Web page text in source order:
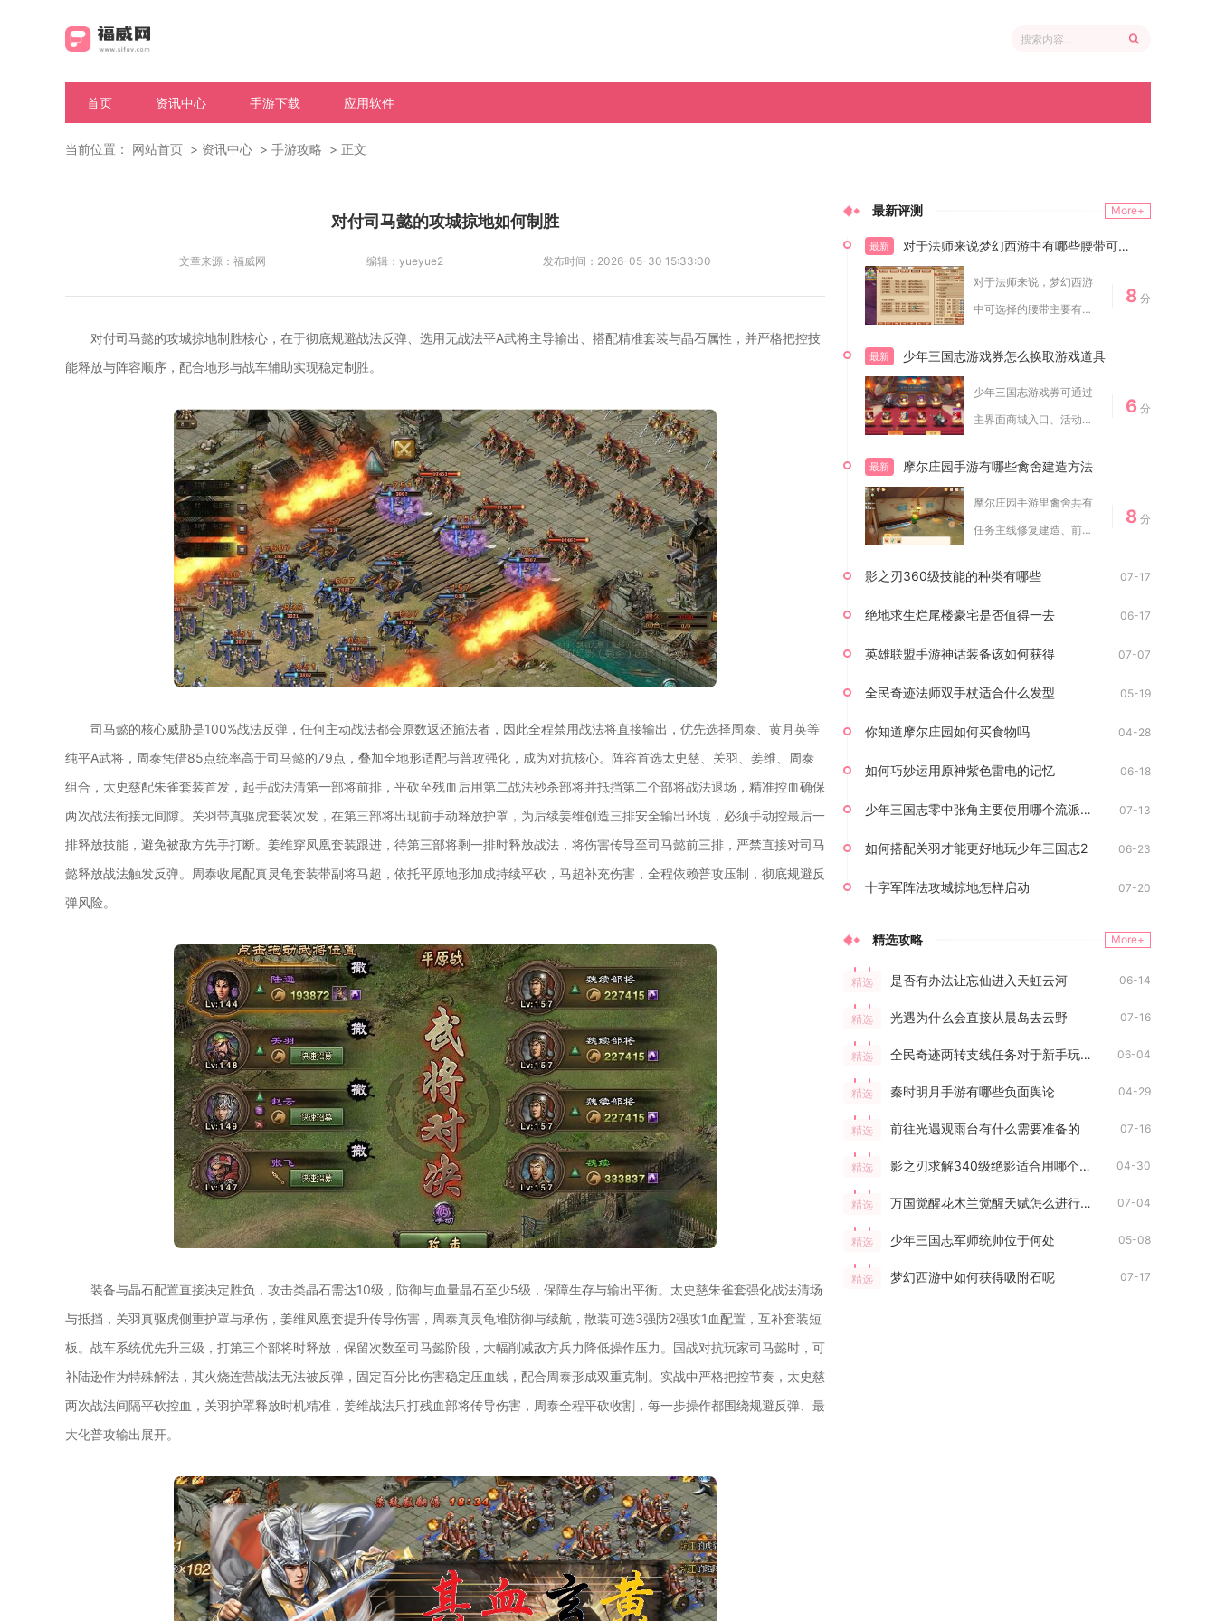
首页 资讯中心 手游下载 应用软件
当前位置： 网站首页 资讯中心 手游攻略 正文
对付司马懿的攻城掠地如何制胜
文章来源： 福威网 编辑： yueyue2 发布时间： 2026-05-30 15:33:00
对付司马懿的攻城掠地制胜核心，在于彻底规避战法反弹、选用无战法平A武将主导输出、搭配精准套装与晶石属性，并严格把控技
能释放与阵容顺序，配合地形与战车辅助实现稳定制胜。
司马懿的核心威胁是100%战法反弹，任何主动战法都会原数返还施法者，因此全程禁用战法将直接输出，优先选择周泰、黄月英等
纯平A武将，周泰凭借85点统率高于司马懿的79点，叠加全地形适配与普攻强化，成为对抗核心。阵容首选太史慈、关羽、姜维、周泰
组合，太史慈配朱雀套装首发，起手战法清第一部将前排，平砍至残血后用第二战法秒杀部将并抵挡第二个部将战法退场，精准控血确保
两次战法衔接无间隙。关羽带真驱虎套装次发，在第三部将出现前手动释放护罩，为后续姜维创造三排安全输出环境，必须手动控最后一
排释放技能，避免被敌方先手打断。姜维穿凤凰套装跟进，待第三部将剩一排时释放战法，将伤害传导至司马懿前三排，严禁直接对司马
懿释放战法触发反弹。周泰收尾配真灵龟套装带副将马超，依托平原地形加成持续平砍，马超补充伤害，全程依赖普攻压制，彻底规避反
弹风险。
装备与晶石配置直接决定胜负，攻击类晶石需达10级，防御与血量晶石至少5级，保障生存与输出平衡。太史慈朱雀套强化战法清场
与抵挡，关羽真驱虎侧重护罩与承伤，姜维凤凰套提升传导伤害，周泰真灵龟堆防御与续航，散装可选3强防2强攻1血配置，互补套装短
板。战车系统优先升三级，打第三个部将时释放，保留次数至司马懿阶段，大幅削减敌方兵力降低操作压力。国战对抗玩家司马懿时，可
补陆逊作为特殊解法，其火烧连营战法无法被反弹，固定百分比伤害稳定压血线，配合周泰形成双重克制。实战中严格把控节奏，太史慈
两次战法间隔平砍控血，关羽护罩释放时机精准，姜维战法只打残血部将传导伤害，周泰全程平砍收割，每一步操作都围绕规避反弹、最
大化普攻输出展开。
最新评测 More+
最新 对于法师来说梦幻西游中有哪些腰带可以选择
对于法师来说，梦幻西游
中可选择的腰带主要有愤
8 分
最新 少年三国志游戏券怎么换取游戏道具
少年三国志游戏券可通过
主界面商城入口、活动专
6 分
最新 摩尔庄园手游有哪些禽舍建造方法
摩尔庄园手游里禽舍共有
任务主线修复建造、前置
8 分
影之刃360级技能的种类有哪些 07-17
绝地求生烂尾楼豪宅是否值得一去 06-17
英雄联盟手游神话装备该如何获得 07-07
全民奇迹法师双手杖适合什么发型 05-19
你知道摩尔庄园如何买食物吗 04-28
如何巧妙运用原神紫色雷电的记忆 06-18
少年三国志零中张角主要使用哪个流派的技能 07-13
如何搭配关羽才能更好地玩少年三国志2 06-23
十字军阵法攻城掠地怎样启动 07-20
精选攻略 More+
精选 是否有办法让忘仙进入天虹云河 06-14
精选 光遇为什么会直接从晨岛去云野 07-16
精选 全民奇迹两转支线任务对于新手玩家来说难吗 06-04
精选 秦时明月手游有哪些负面舆论 04-29
精选 前往光遇观雨台有什么需要准备的 07-16
精选 影之刃求解340级绝影适合用哪个套装 04-30
精选 万国觉醒花木兰觉醒天赋怎么进行点选 07-04
精选 少年三国志军师统帅位于何处 05-08
精选 梦幻西游中如何获得吸附石呢 07-17